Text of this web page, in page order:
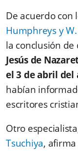
De acuerdo con
Humphreys y
la conclusión
Jesús de
el 3 de abril del
habían
escritores
Otro
Tsuchiya,